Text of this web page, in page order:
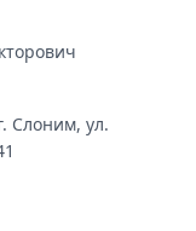
Слоним, ул.